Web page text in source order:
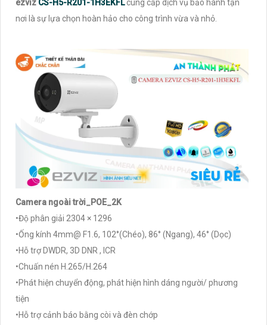
ezviz CS-H5-R201-1H3EKFLcung cấp dịch vụ bảo hành tận
nơi là sự lựa chọn hoàn hảo cho công trình vừa và nhỏ.
Camera ngoài trời_POE_2K
•Độ phân giải 2304 × 1296
•Ống kính 4mm@ F1.6, 102°(Chéo), 86° (Ngang), 46° (Dọc)
•Hỗ trợ DWDR, 3D DNR , ICR
•Chuấn nén H.265/H.264
•Phát hiện chuyển động, phát hiện hình dáng người/ phương
tiện
•Hỗ trợ cảnh báo bằng còi và đèn chớp